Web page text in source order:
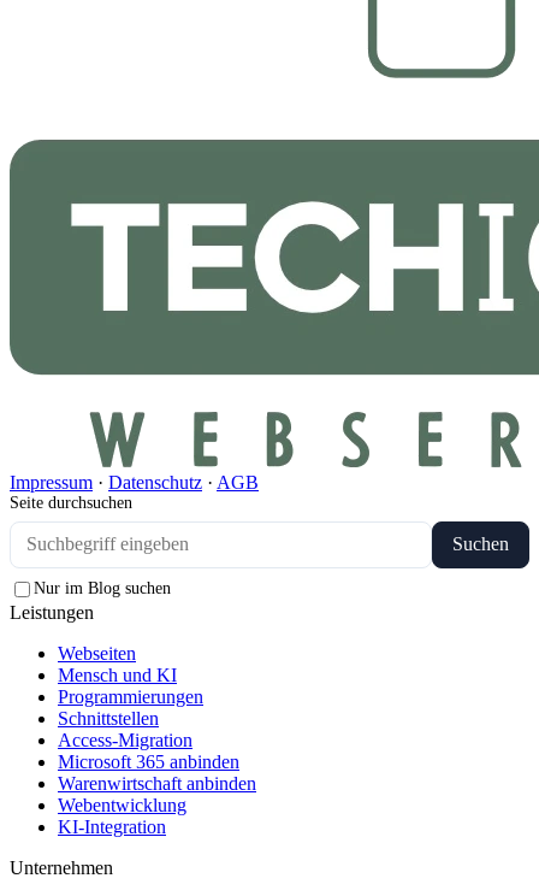
Impressum · Datenschutz · AGB
Seite durchsuchen
Suchen
Nur im Blog suchen
Leistungen
Webseiten
Mensch und KI
Programmierungen
Schnittstellen
Access-Migration
Microsoft 365 anbinden
Warenwirtschaft anbinden
Webentwicklung
KI-Integration
Unternehmen